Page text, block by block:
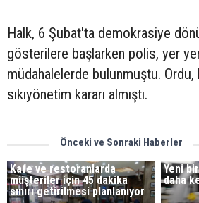
Halk, 6 Şubat'ta demokrasiye
gösterilere başlarken polis, yer
müdahalelerde bulunmuştu. Ordu,
sıkıyönetim kararı almıştı.
Önceki ve Sonraki Haberler
Kafe ve restoranlarda
müşteriler için 45 dakika
sınırı getirilmesi planlanıyor
Yeni
daha